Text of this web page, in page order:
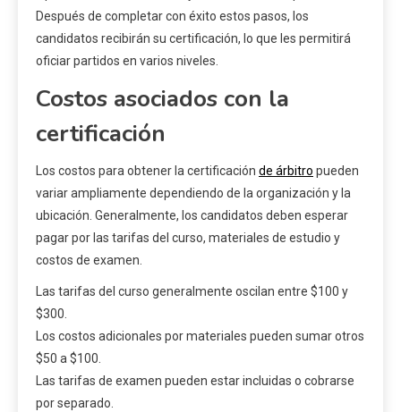
Después de completar con éxito estos pasos, los
candidatos recibirán su certificación, lo que les permitirá
oficiar partidos en varios niveles.
Costos asociados con la
certificación
Los costos para obtener la certificación de árbitro pueden
variar ampliamente dependiendo de la organización y la
ubicación. Generalmente, los candidatos deben esperar
pagar por las tarifas del curso, materiales de estudio y
costos de examen.
Las tarifas del curso generalmente oscilan entre $100 y
$300.
Los costos adicionales por materiales pueden sumar otros
$50 a $100.
Las tarifas de examen pueden estar incluidas o cobrarse
por separado.